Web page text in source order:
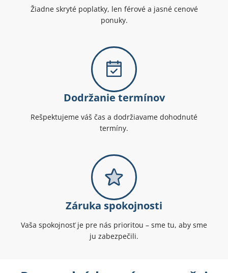
Žiadne skryté poplatky, len férové a jasné cenové
ponuky.
Dodržanie termínov
Rešpektujeme váš čas a dodržiavame dohodnuté
termíny.
Záruka spokojnosti
Vaša spokojnosť je pre nás prioritou – sme tu, aby sme
ju zabezpečili.